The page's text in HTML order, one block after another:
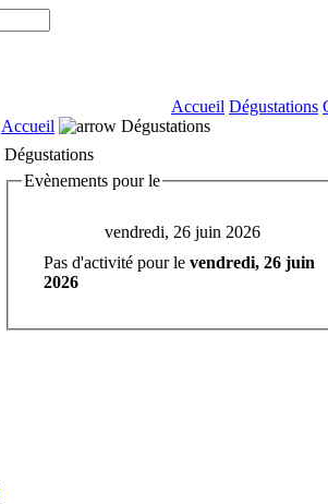
Accueil Dégustations
Accueil
Dégustations
Dégustations
Evènements pour le
vendredi, 26 juin 2026
Pas d'activité pour le vendredi, 26 juin
2026